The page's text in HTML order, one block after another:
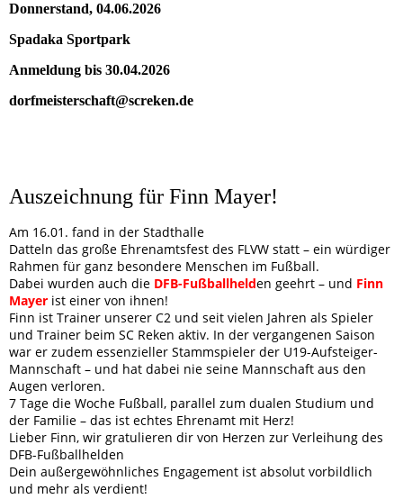
Donnerstand, 04.06.2026
Spadaka Sportpark
Anmeldung bis 30.04.2026
dorfmeisterschaft@screken.de
Auszeichnung für Finn Mayer!
Am 16.01. fand in der Stadthalle
Datteln das große Ehrenamtsfest des FLVW statt – ein würdiger
Rahmen für ganz besondere Menschen im Fußball.
Dabei wurden auch die DFB-Fußballhelden geehrt – und Finn
Mayer ist einer von ihnen!
Finn ist Trainer unserer C2 und seit vielen Jahren als Spieler
und Trainer beim SC Reken aktiv. In der vergangenen Saison
war er zudem essenzieller Stammspieler der U19-Aufsteiger-
Mannschaft – und hat dabei nie seine Mannschaft aus den
Augen verloren.
7 Tage die Woche Fußball, parallel zum dualen Studium und
der Familie – das ist echtes Ehrenamt mit Herz!
Lieber Finn, wir gratulieren dir von Herzen zur Verleihung des
DFB-Fußballhelden
Dein außergewöhnliches Engagement ist absolut vorbildlich
und mehr als verdient!